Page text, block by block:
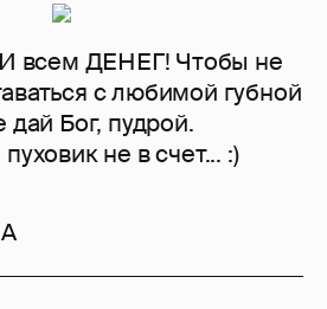
И всем ДЕНЕГ! Чтобы не
с любимой губной
Бог, пудрой.
не в счет... :)